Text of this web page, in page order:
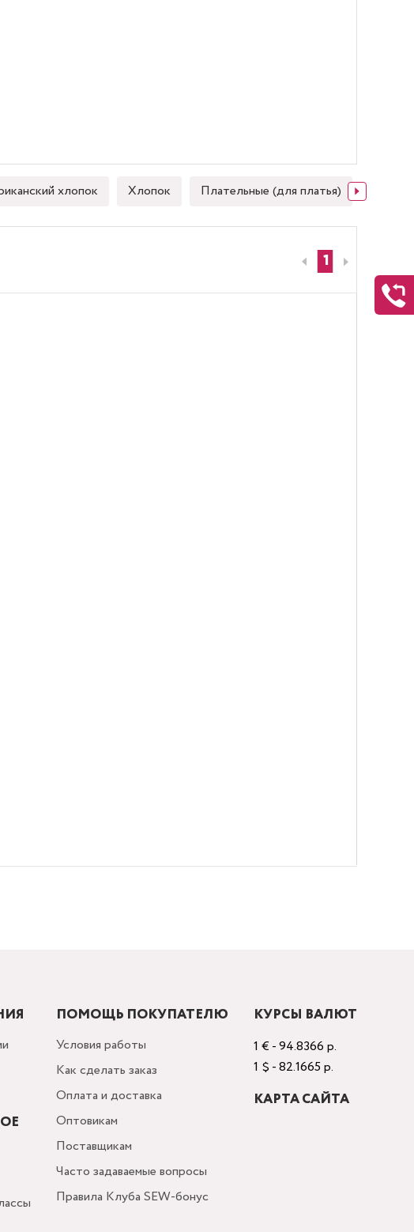
хлопок Хлопок Плательные (для платья)
1
ПОМОЩЬ ПОКУПАТЕЛЮ
Условия работы
Как сделать заказ
Оплата и доставка
Оптовикам
Поставщикам
Часто задаваемые вопросы
Правила Клуба SEW-бонус
КУРСЫ ВАЛЮТ
1 € - 94.8366 р.
1 $ - 82.1665 р.
КАРТА САЙТА